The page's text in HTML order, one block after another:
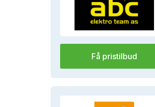
Få pristilbud